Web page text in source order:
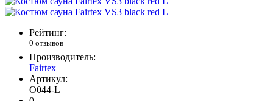
Рейтинг:
0 отзывов
Производитель:
Fairtex
Артикул:
O044-L